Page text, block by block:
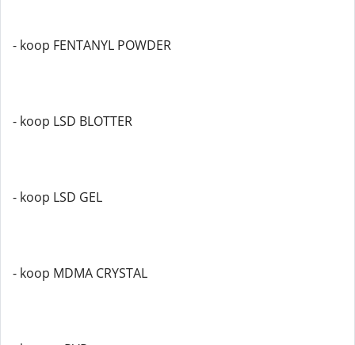
- koop FENTANYL POWDER
- koop LSD BLOTTER
- koop LSD GEL
- koop MDMA CRYSTAL